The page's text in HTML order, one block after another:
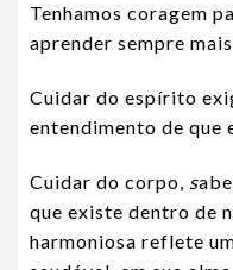
Tenhamos coragem
aprender sempre
Cuidar do espírito
entendimento de que
Cuidar do corpo, s
que existe dentro de
harmoniosa reflete